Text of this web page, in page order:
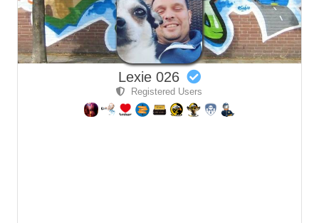
Lexie 026
Registered Users